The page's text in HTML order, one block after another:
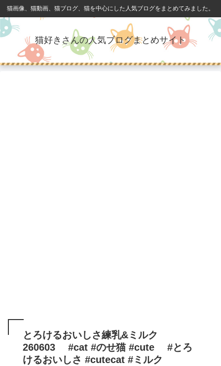
猫画像、猫動画、猫ブログ、猫を中心にした人気ブログをまとめてみました。
猫好きさんの人気ブログまとめサイト
とろけるおいしさ練乳&ミルク
260603 #cat #のせ猫 #cute #とろ
けるおいしさ #cutecat #ミルク